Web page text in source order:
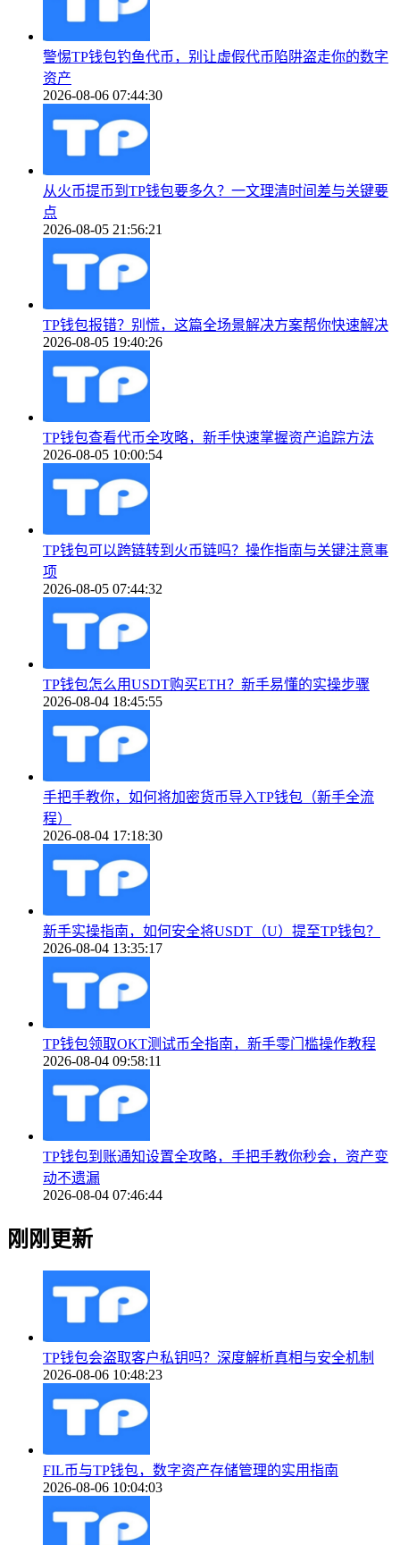
警惕TP钱包钓鱼代币，别让虚假代币陷阱盗走你的数字
资产
2026-08-06 07:44:30
从火币提币到TP钱包要多久？一文理清时间差与关键要
点
2026-08-05 21:56:21
TP钱包报错？别慌，这篇全场景解决方案帮你快速解决
2026-08-05 19:40:26
TP钱包查看代币全攻略，新手快速掌握资产追踪方法
2026-08-05 10:00:54
TP钱包可以跨链转到火币链吗？操作指南与关键注意事
项
2026-08-05 07:44:32
TP钱包怎么用USDT购买ETH？新手易懂的实操步骤
2026-08-04 18:45:55
手把手教你，如何将加密货币导入TP钱包（新手全流
程）
2026-08-04 17:18:30
新手实操指南，如何安全将USDT（U）提至TP钱包？
2026-08-04 13:35:17
TP钱包领取OKT测试币全指南，新手零门槛操作教程
2026-08-04 09:58:11
TP钱包到账通知设置全攻略，手把手教你秒会，资产变
动不遗漏
2026-08-04 07:46:44
刚刚更新
TP钱包会盗取客户私钥吗？深度解析真相与安全机制
2026-08-06 10:48:23
FIL币与TP钱包，数字资产存储管理的实用指南
2026-08-06 10:04:03